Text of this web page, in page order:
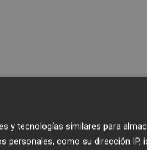
y tecnologías similares para
personales, como su dirección IP,